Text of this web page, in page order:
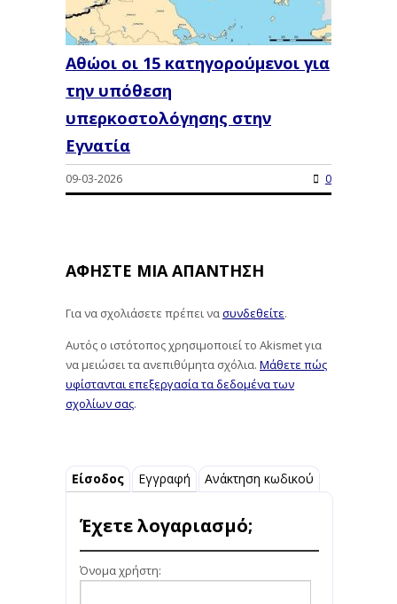
Αθώοι οι 15 κατηγορούμενοι για
την υπόθεση
υπερκοστολόγησης στην
Εγνατία
09-03-2026 0
ΑΦΉΣΤΕ ΜΙΑ ΑΠΆΝΤΗΣΗ
Για να σχολιάσετε πρέπει νασυνδεθείτε.
Αυτός ο ιστότοπος χρησιμοποιεί το Akismet για
να μειώσει τα ανεπιθύμητα σχόλια. Μάθετε πώς
υφίστανται επεξεργασία τα δεδομένα των
σχολίων σας.
Είσοδος Εγγραφή Ανάκτηση κωδικού
Έχετε λογαριασμό;
Όνομα χρήστη: